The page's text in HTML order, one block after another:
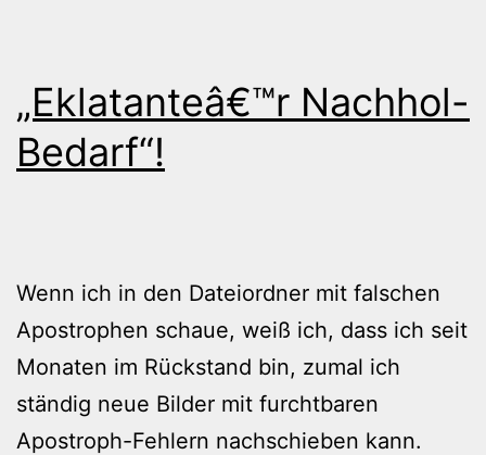
„Eklatanteâ€™r Nachhol-
Bedarf“!
Wenn ich in den Dateiordner mit falschen
Apostrophen schaue, weiß ich, dass ich seit
Monaten im Rückstand bin, zumal ich
ständig neue Bilder mit furchtbaren
Apostroph-Fehlern nachschieben kann.